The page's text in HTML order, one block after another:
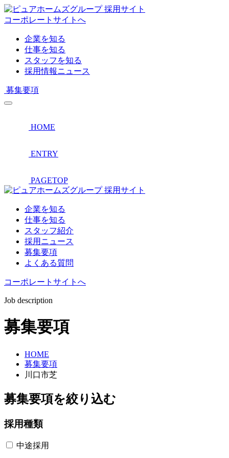
採用サイト
コーポレートサイトへ
企業を知る
仕事を知る
スタッフを知る
採用情報ニュース
募集要項
HOME
ENTRY
PAGETOP
採用サイト
企業を知る
仕事を知る
スタッフ紹介
採用ニュース
募集要項
よくある質問
コーポレートサイトへ
Job description
募集要項
HOME
募集要項
川口市芝
募集要項を絞り込む
採用種類
中途採用